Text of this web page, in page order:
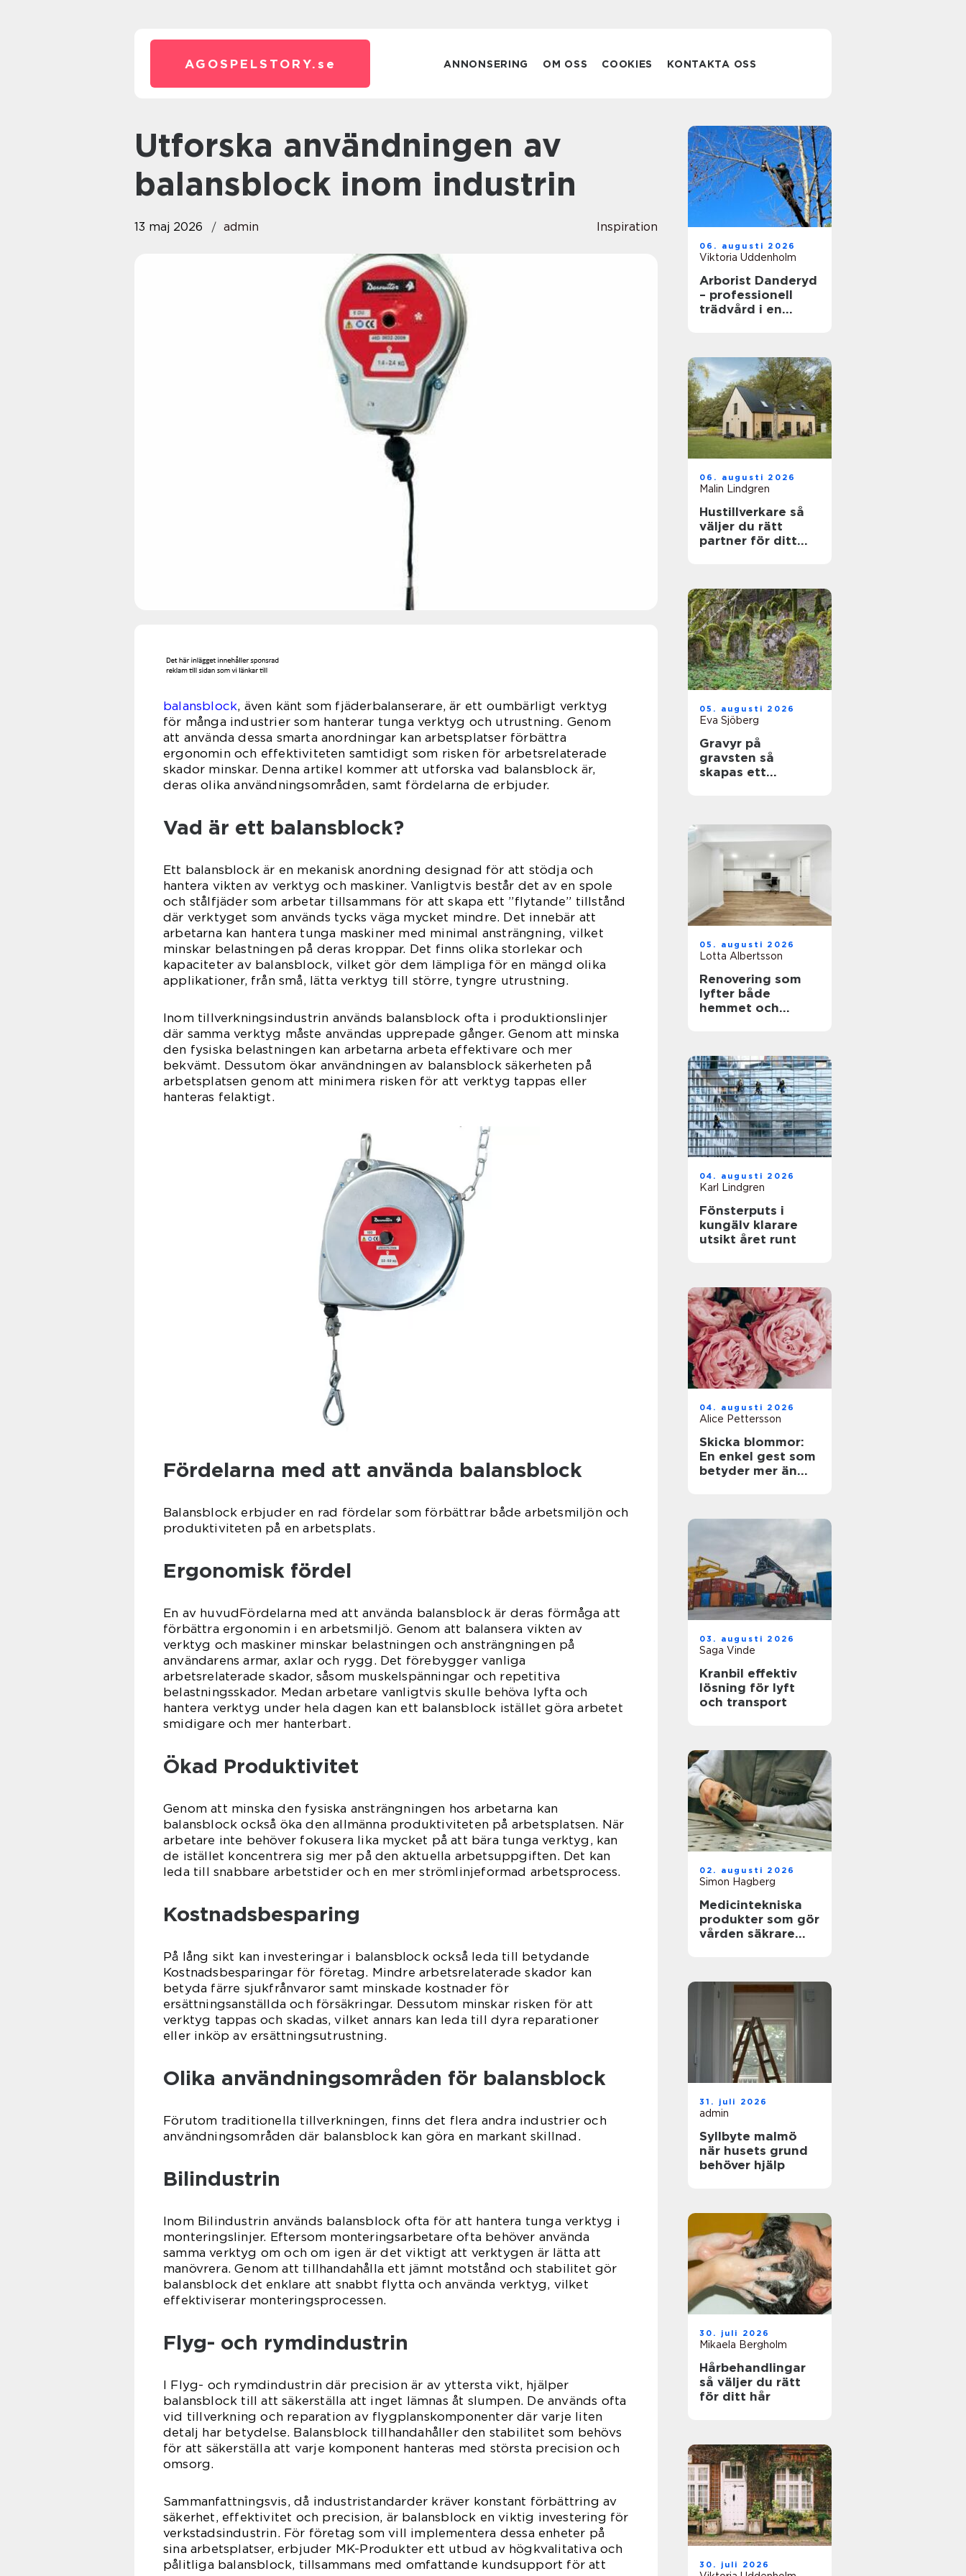
AGOSPELSTORY. se ANNONSERING OM OSS COOKIES KONTAKTA OSS
Utforska användningen av
balansblock inom industrin
13 maj 2026 admin Inspiration
balansblock, även känt som fjäderbalanserare, är ett oumbärligt verktyg
för många industrier som hanterar tunga verktyg och utrustning. Genom
att använda dessa smarta anordningar kan arbetsplatser förbättra
ergonomin och effektiviteten samtidigt som risken för arbetsrelaterade
skador minskar. Denna artikel kommer att utforska vad balansblock är,
deras olika användningsområden, samt fördelarna de erbjuder.
Vad är ett balansblock?
Ett balansblock är en mekanisk anordning designad för att stödja och
hantera vikten av verktyg och maskiner. Vanligtvis består det av en spole
och stålfjäder som arbetar tillsammans för att skapa ett ”flytande” tillstånd
där verktyget som används tycks väga mycket mindre. Det innebär att
arbetarna kan hantera tunga maskiner med minimal ansträngning, vilket
minskar belastningen på deras kroppar. Det finns olika storlekar och
kapaciteter av balansblock, vilket gör dem lämpliga för en mängd olika
applikationer, från små, lätta verktyg till större, tyngre utrustning.
Inom tillverkningsindustrin används balansblock ofta i produktionslinjer
där samma verktyg måste användas upprepade gånger. Genom att minska
den fysiska belastningen kan arbetarna arbeta effektivare och mer
bekvämt. Dessutom ökar användningen av balansblock säkerheten på
arbetsplatsen genom att minimera risken för att verktyg tappas eller
hanteras felaktigt.
Fördelarna med att använda balansblock
Balansblock erbjuder en rad fördelar som förbättrar både arbetsmiljön och
produktiviteten på en arbetsplats.
Ergonomisk fördel
En av huvudFördelarna med att använda balansblock är deras förmåga att
förbättra ergonomin i en arbetsmiljö. Genom att balansera vikten av
verktyg och maskiner minskar belastningen och ansträngningen på
användarens armar, axlar och rygg. Det förebygger vanliga
arbetsrelaterade skador, såsom muskelspänningar och repetitiva
belastningsskador. Medan arbetare vanligtvis skulle behöva lyfta och
hantera verktyg under hela dagen kan ett balansblock istället göra arbetet
smidigare och mer hanterbart.
Ökad Produktivitet
Genom att minska den fysiska ansträngningen hos arbetarna kan
balansblock också öka den allmänna produktiviteten på arbetsplatsen. När
arbetare inte behöver fokusera lika mycket på att bära tunga verktyg, kan
de istället koncentrera sig mer på den aktuella arbetsuppgiften. Det kan
leda till snabbare arbetstider och en mer strömlinjeformad arbetsprocess.
Kostnadsbesparing
På lång sikt kan investeringar i balansblock också leda till betydande
Kostnadsbesparingar för företag. Mindre arbetsrelaterade skador kan
betyda färre sjukfrånvaror samt minskade kostnader för
ersättningsanställda och försäkringar. Dessutom minskar risken för att
verktyg tappas och skadas, vilket annars kan leda till dyra reparationer
eller inköp av ersättningsutrustning.
Olika användningsområden för balansblock
Förutom traditionella tillverkningen, finns det flera andra industrier och
användningsområden där balansblock kan göra en markant skillnad.
Bilindustrin
Inom Bilindustrin används balansblock ofta för att hantera tunga verktyg i
monteringslinjer. Eftersom monteringsarbetare ofta behöver använda
samma verktyg om och om igen är det viktigt att verktygen är lätta att
manövrera. Genom att tillhandahålla ett jämnt motstånd och stabilitet gör
balansblock det enklare att snabbt flytta och använda verktyg, vilket
effektiviserar monteringsprocessen.
Flyg- och rymdindustrin
I Flyg- och rymdindustrin där precision är av yttersta vikt, hjälper
balansblock till att säkerställa att inget lämnas åt slumpen. De används ofta
vid tillverkning och reparation av flygplanskomponenter där varje liten
detalj har betydelse. Balansblock tillhandahåller den stabilitet som behövs
för att säkerställa att varje komponent hanteras med största precision och
omsorg.
Sammanfattningsvis, då industristandarder kräver konstant förbättring av
säkerhet, effektivitet och precision, är balansblock en viktig investering för
verkstadsindustrin. För företag som vill implementera dessa enheter på
sina arbetsplatser, erbjuder MK-Produkter ett utbud av högkvalitativa och
pålitliga balansblock, tillsammans med omfattande kundsupport för att
06. augusti 2026
Viktoria Uddenholm
Arborist Danderyd
– professionell
trädvård i en
06. augusti 2026
Malin Lindgren
Hustillverkare så
väljer du rätt
partner för ditt
05. augusti 2026
Eva Sjöberg
Gravyr på
gravsten så
skapas ett
05. augusti 2026
Lotta Albertsson
Renovering som
lyfter både
hemmet och
04. augusti 2026
Karl Lindgren
Fönsterputs i
kungälv klarare
utsikt året runt
04. augusti 2026
Alice Pettersson
Skicka blommor:
En enkel gest som
betyder mer än
03. augusti 2026
Saga Vinde
Kranbil effektiv
lösning för lyft
och transport
02. augusti 2026
Simon Hagberg
Medicintekniska
produkter som gör
vården säkrare
31. juli 2026
admin
Syllbyte malmö
när husets grund
behöver hjälp
30. juli 2026
Mikaela Bergholm
Hårbehandlingar
så väljer du rätt
för ditt hår
30. juli 2026